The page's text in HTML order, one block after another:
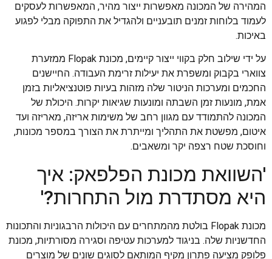
המהירה של המכונה מאפשרות ייצור מהיר, המאפשרות לעסקים
לעמוד בלוחות זמנים תובעניים ולהגדיל את התפוקה מבלי לפגוע
באיכות.
על ידי שילוב חלק בקווי ייצור קיימים, מכונת Flopak ממזערת
צווארי בקבוק ומשפרת את יעילות זרימת העבודה. החיישנים
החכמים ומערכות הניטור שלה מזהות בעיות פוטנציאליות בזמן
אמת, מונעות זמן השבתה ומונעות שגיאות יקרות. היכולת של
המכונה להתמודד עם מגוון רחב של משימות אריזה, מאריזה ועד
איטום, מפשטת את התהליך ומייתרת את הצורך במספר מכונות,
וחוסכת שטח רצפה יקר ומשאבים.
'השוואת מכונת הפלפאק: איך
היא מסתדרת מול התחרות?'
מכונת Flopak בולטת מהמתחרים עם היכולות הרבגוניות והתכונות
החדשניות שלה. בניגוד למערכות עטיפה וסגירה מסורתיות, מכונת
פלופק מציעה פתרון מקיף המותאם לסוגים שונים של מוצרים